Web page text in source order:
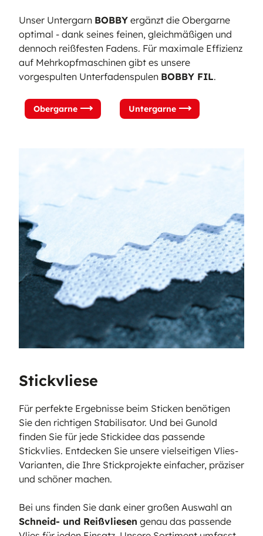
Unser Untergarn BOBBY ergänzt die Obergarne
optimal - dank seines feinen, gleichmäßigen und
dennoch reißfesten Fadens. Für maximale Effizienz
auf Mehrkopfmaschinen gibt es unsere
vorgespulten Unterfadenspulen BOBBY FIL.
Obergarne Untergarne
Stickvliese
Für perfekte Ergebnisse beim Sticken benötigen
Sie den richtigen Stabilisator. Und bei Gunold
finden Sie für jede Stickidee das passende
Stickvlies. Entdecken Sie unsere vielseitigen Vlies-
Varianten, die Ihre Stickprojekte einfacher, präziser
und schöner machen.
Bei uns finden Sie dank einer großen Auswahl an
Schneid- und Reißvliesen genau das passende